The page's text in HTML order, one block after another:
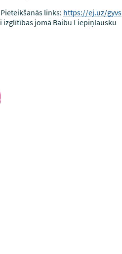
links: https://ej.uz/gyvs
jomā Baibu Liepiņlausku